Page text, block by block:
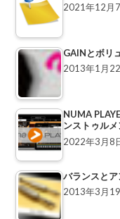
2021年12月
GAINとボリ
2013年1月
NUMA
ンストゥルメ
2022年3月8
バランスと
2013年3月